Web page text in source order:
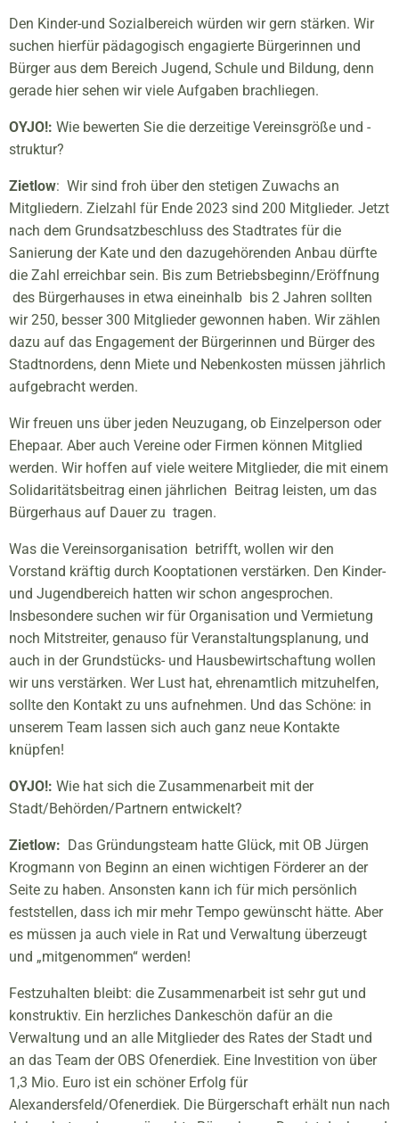
Den Kinder-und Sozialbereich würden wir gern stärken. Wir
suchen hierfür pädagogisch engagierte Bürgerinnen und
Bürger aus dem Bereich Jugend, Schule und Bildung, denn
gerade hier sehen wir viele Aufgaben brachliegen.
OYJO!: Wie bewerten Sie die derzeitige Vereinsgröße und -
struktur?
Zietlow: Wir sind froh über den stetigen Zuwachs an
Mitgliedern. Zielzahl für Ende 2023 sind 200 Mitglieder. Jetzt
nach dem Grundsatzbeschluss des Stadtrates für die
Sanierung der Kate und den dazugehörenden Anbau dürfte
die Zahl erreichbar sein. Bis zum Betriebsbeginn/Eröffnung
des Bürgerhauses in etwa eineinhalb bis 2 Jahren sollten
wir 250, besser 300 Mitglieder gewonnen haben. Wir zählen
dazu auf das Engagement der Bürgerinnen und Bürger des
Stadtnordens, denn Miete und Nebenkosten müssen jährlich
aufgebracht werden.
Wir freuen uns über jeden Neuzugang, ob Einzelperson oder
Ehepaar. Aber auch Vereine oder Firmen können Mitglied
werden. Wir hoffen auf viele weitere Mitglieder, die mit einem
Solidaritätsbeitrag einen jährlichen Beitrag leisten, um das
Bürgerhaus auf Dauer zu tragen.
Was die Vereinsorganisation betrifft, wollen wir den
Vorstand kräftig durch Kooptationen verstärken. Den Kinder-
und Jugendbereich hatten wir schon angesprochen.
Insbesondere suchen wir für Organisation und Vermietung
noch Mitstreiter, genauso für Veranstaltungsplanung, und
auch in der Grundstücks- und Hausbewirtschaftung wollen
wir uns verstärken. Wer Lust hat, ehrenamtlich mitzuhelfen,
sollte den Kontakt zu uns aufnehmen. Und das Schöne: in
unserem Team lassen sich auch ganz neue Kontakte
knüpfen!
OYJO!: Wie hat sich die Zusammenarbeit mit der
Stadt/Behörden/Partnern entwickelt?
Zietlow: Das Gründungsteam hatte Glück, mit OB Jürgen
Krogmann von Beginn an einen wichtigen Förderer an der
Seite zu haben. Ansonsten kann ich für mich persönlich
feststellen, dass ich mir mehr Tempo gewünscht hätte. Aber
es müssen ja auch viele in Rat und Verwaltung überzeugt
und „mitgenommen“ werden!
Festzuhalten bleibt: die Zusammenarbeit ist sehr gut und
konstruktiv. Ein herzliches Dankeschön dafür an die
Verwaltung und an alle Mitglieder des Rates der Stadt und
an das Team der OBS Ofenerdiek. Eine Investition von über
1,3 Mio. Euro ist ein schöner Erfolg für
Alexandersfeld/Ofenerdiek. Die Bürgerschaft erhält nun nach